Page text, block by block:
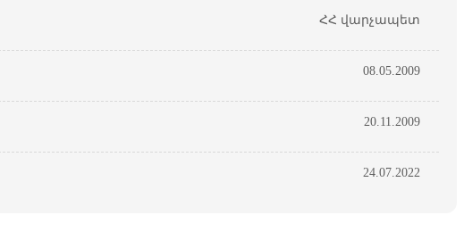
ՀՀ վարչապետ
08.05.2009
20.11.2009
24.07.2022